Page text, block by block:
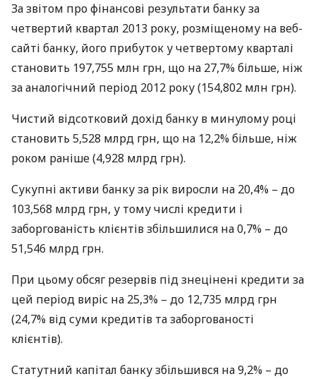
За звітом про фінансові результати банку за
четвертий квартал 2013 року, розміщеному на веб-
сайті банку, його прибуток у четвертому кварталі
становить 197,755 млн грн, що на 27,7% більше, ніж
за аналогічний період 2012 року (154,802 млн грн).
Чистий відсотковий дохід банку в минулому році
становить 5,528 млрд грн, що на 12,2% більше, ніж
роком раніше (4,928 млрд грн).
Сукупні активи банку за рік виросли на 20,4% – до
103,568 млрд грн, у тому числі кредити і
заборгованість клієнтів збільшилися на 0,7% – до
51,546 млрд грн.
При цьому обсяг резервів під знецінені кредити за
цей період виріс на 25,3% – до 12,735 млрд грн
(24,7% від суми кредитів та заборгованості
клієнтів).
Статутний капітал банку збільшився на 9,2% – до